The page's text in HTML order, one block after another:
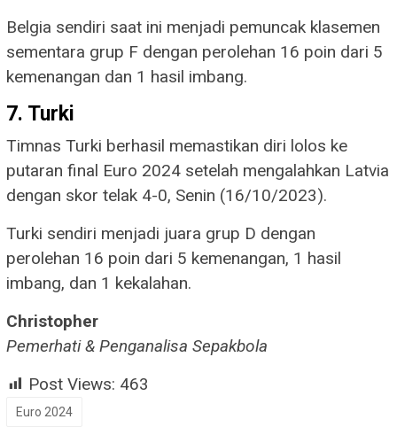
Belgia sendiri saat ini menjadi pemuncak klasemen
sementara grup F dengan perolehan 16 poin dari 5
kemenangan dan 1 hasil imbang.
7. Turki
Timnas Turki berhasil memastikan diri lolos ke
putaran final Euro 2024 setelah mengalahkan Latvia
dengan skor telak 4-0, Senin (16/10/2023).
Turki sendiri menjadi juara grup D dengan
perolehan 16 poin dari 5 kemenangan, 1 hasil
imbang, dan 1 kekalahan.
Christopher
Pemerhati & Penganalisa Sepakbola
Post Views: 463
Euro 2024